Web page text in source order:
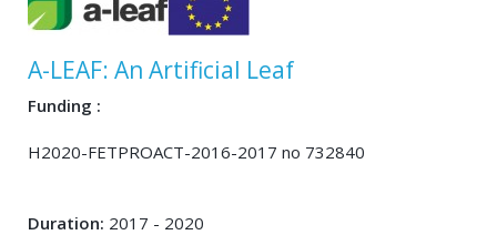
A-LEAF: An Artificial Leaf
Funding :
H2020-FETPROACT-2016-2017 no 732840
Duration: 2017 - 2020